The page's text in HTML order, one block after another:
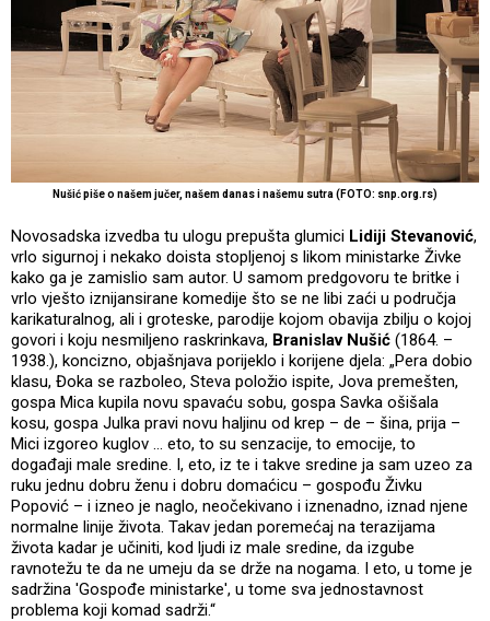
Nušić piše o našem jučer, našem danas i našemu sutra (FOTO: snp.org.rs)
Novosadska izvedba tu ulogu prepušta glumici Lidiji Stevanović,
vrlo sigurnoj i nekako doista stopljenoj s likom ministarke Živke
kako ga je zamislio sam autor. U samom predgovoru te britke i
vrlo vješto iznijansirane komedije što se ne libi zaći u područja
karikaturalnog, ali i groteske, parodije kojom obavija zbilju o kojoj
govori i koju nesmiljeno raskrinkava, Branislav Nušić (1864. –
1938.), koncizno, objašnjava porijeklo i korijene djela: „Pera dobio
klasu, Đoka se razboleo, Steva položio ispite, Jova premešten,
gospa Mica kupila novu spavaću sobu, gospa Savka ošišala
kosu, gospa Julka pravi novu haljinu od krep – de – šina, prija –
Mici izgoreo kuglov … eto, to su senzacije, to emocije, to
događaji male sredine. I, eto, iz te i takve sredine ja sam uzeo za
ruku jednu dobru ženu i dobru domaćicu – gospođu Živku
Popović – i izneo je naglo, neočekivano i iznenadno, iznad njene
normalne linije života. Takav jedan poremećaj na terazijama
života kadar je učiniti, kod ljudi iz male sredine, da izgube
ravnotežu te da ne umeju da se drže na nogama. I eto, u tome je
sadržina 'Gospođe ministarke', u tome sva jednostavnost
problema koji komad sadrži.“